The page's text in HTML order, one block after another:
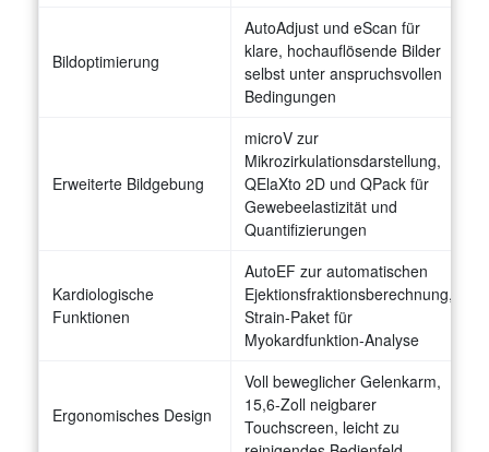
Bildoptimierung
AutoAdjust und eScan für
klare, hochauflösende Bilder
selbst unter anspruchsvollen
Bedingungen
Erweiterte Bildgebung
microV zur
Mikrozirkulationsdarstellung,
QElaXto 2D und QPack für
Gewebeelastizität und
Quantifizierungen
Kardiologische
Funktionen
AutoEF zur automatischen
Ejektionsfraktionsberechnung,
Strain-Paket für
Myokardfunktion-Analyse
Ergonomisches Design
Voll beweglicher Gelenkarm,
15,6-Zoll neigbarer
Touchscreen, leicht zu